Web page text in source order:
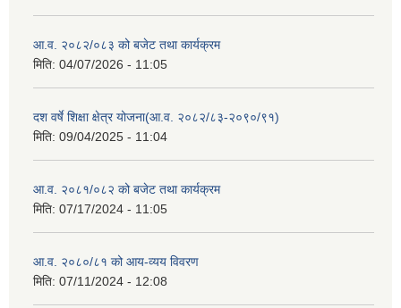
आ.व. २०८२/०८३ को बजेट तथा कार्यक्रम
मिति: 04/07/2026 - 11:05
दश वर्षे शिक्षा क्षेत्र योजना(आ.व. २०८२/८३-२०९०/९१)
मिति: 09/04/2025 - 11:04
आ.व. २०८१/०८२ को बजेट तथा कार्यक्रम
मिति: 07/17/2024 - 11:05
आ.व. २०८०/८१ को आय-व्यय विवरण
मिति: 07/11/2024 - 12:08